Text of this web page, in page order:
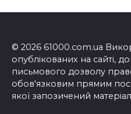
© 2026 61000.com.ua
опублікованих на сайті,
письмового дозволу
обов'язковим прямим
якої запозичений